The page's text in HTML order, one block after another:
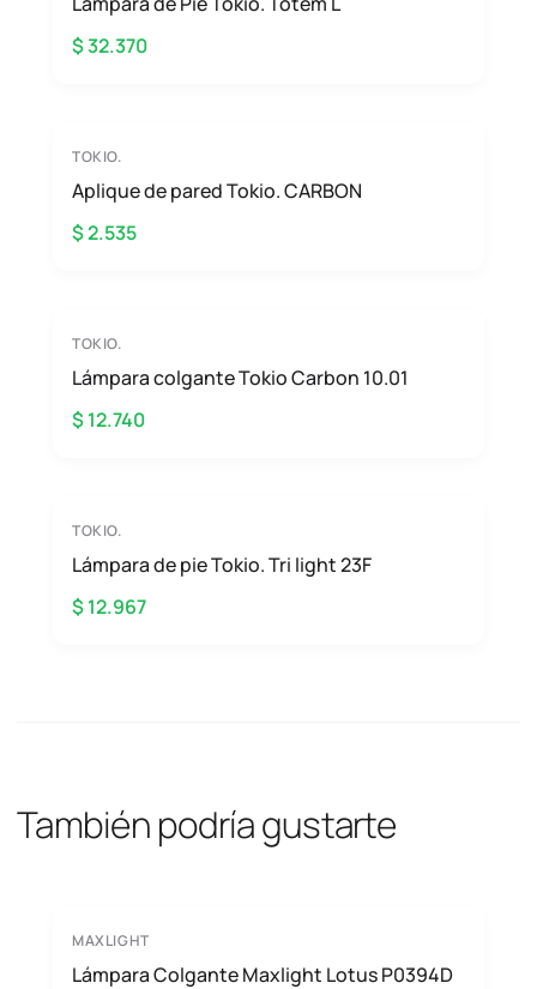
$ 32.370
TOKIO.
Aplique de pared Tokio. CARBON
$ 2.535
TOKIO.
Lámpara colgante Tokio Carbon 10.01
$ 12.740
TOKIO.
Lámpara de pie Tokio. Tri light 23F
$ 12.967
También podría gustarte
MAXLIGHT
Lámpara Colgante Maxlight Lotus P0394D